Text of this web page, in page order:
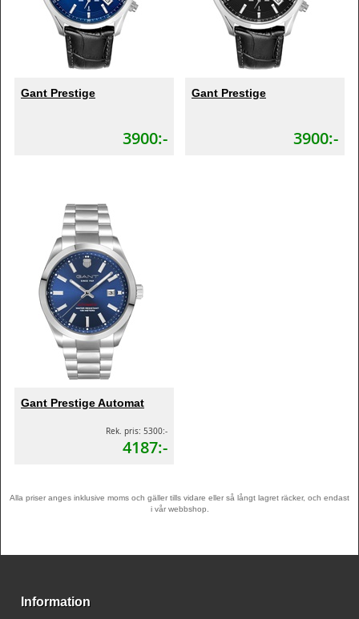
Gant Prestige
3900:-
Gant Prestige
3900:-
Gant Prestige Automat
Rek. pris: 5300:-
4187:-
Alla priser anges inklusive moms och gäller tills vidare eller så långt lagret räcker, och endast
i vår webbshop.
Information